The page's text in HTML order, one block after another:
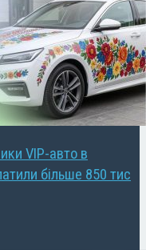
VIP-авто в
більше 850 тис